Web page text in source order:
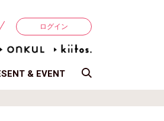
ログイン
& EVENT